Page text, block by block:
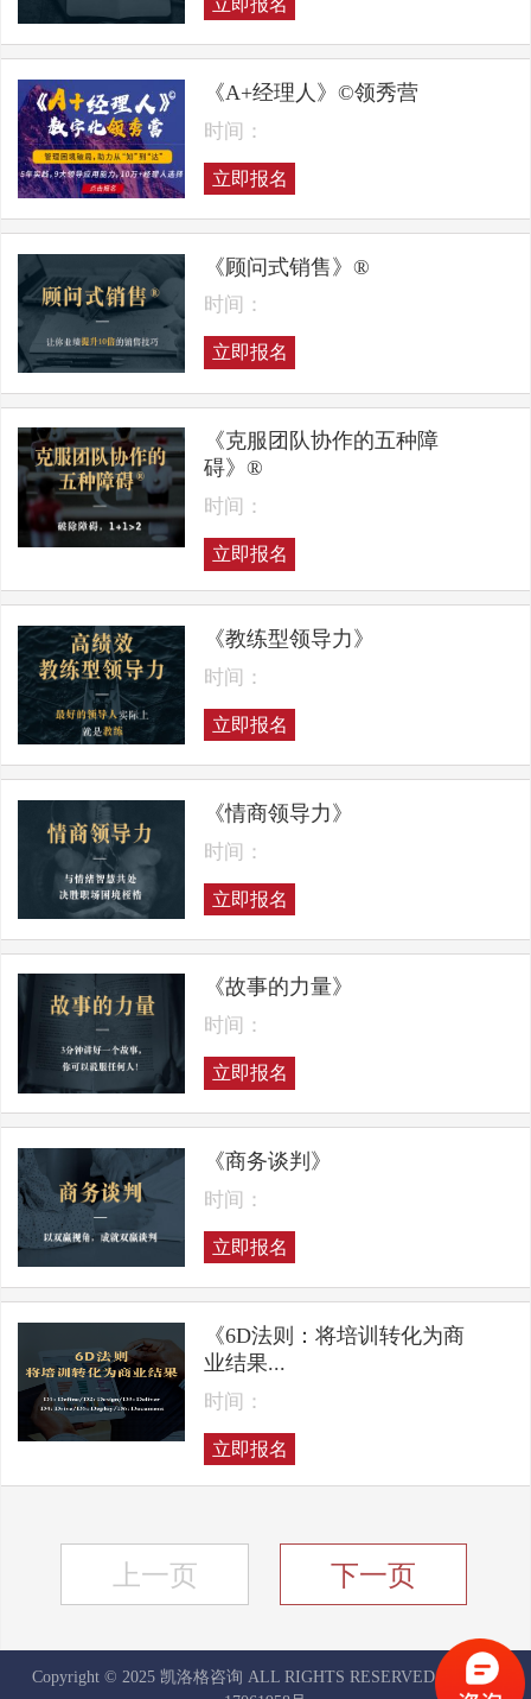
立即报名
《A+经理人》©领秀营
时间：
立即报名
《顾问式销售》®
时间：
立即报名
《克服团队协作的五种障
碍》®
时间：
立即报名
《教练型领导力》
时间：
立即报名
《情商领导力》
时间：
立即报名
《故事的力量》
时间：
立即报名
《商务谈判》
时间：
立即报名
《6D法则：将培训转化为商
业结果...
时间：
立即报名
上一页 下一页
Copyright © 2025 凯洛格咨询 ALL RIGHTS RESERVED
京ICP备